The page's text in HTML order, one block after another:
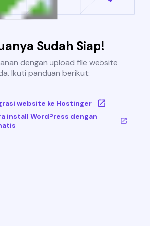
Sudah Siap!
dengan upload file website
Ikuti panduan berikut:
website ke Hostinger
install WordPress dengan